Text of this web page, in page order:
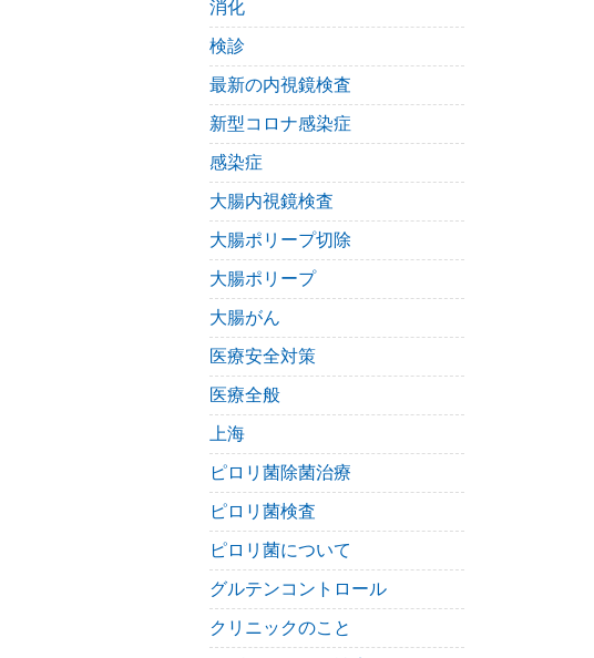
消化
検診
最新の内視鏡検査
新型コロナ感染症
感染症
大腸内視鏡検査
大腸ポリープ切除
大腸ポリープ
大腸がん
医療安全対策
医療全般
上海
ピロリ菌除菌治療
ピロリ菌検査
ピロリ菌について
グルテンコントロール
クリニックのこと